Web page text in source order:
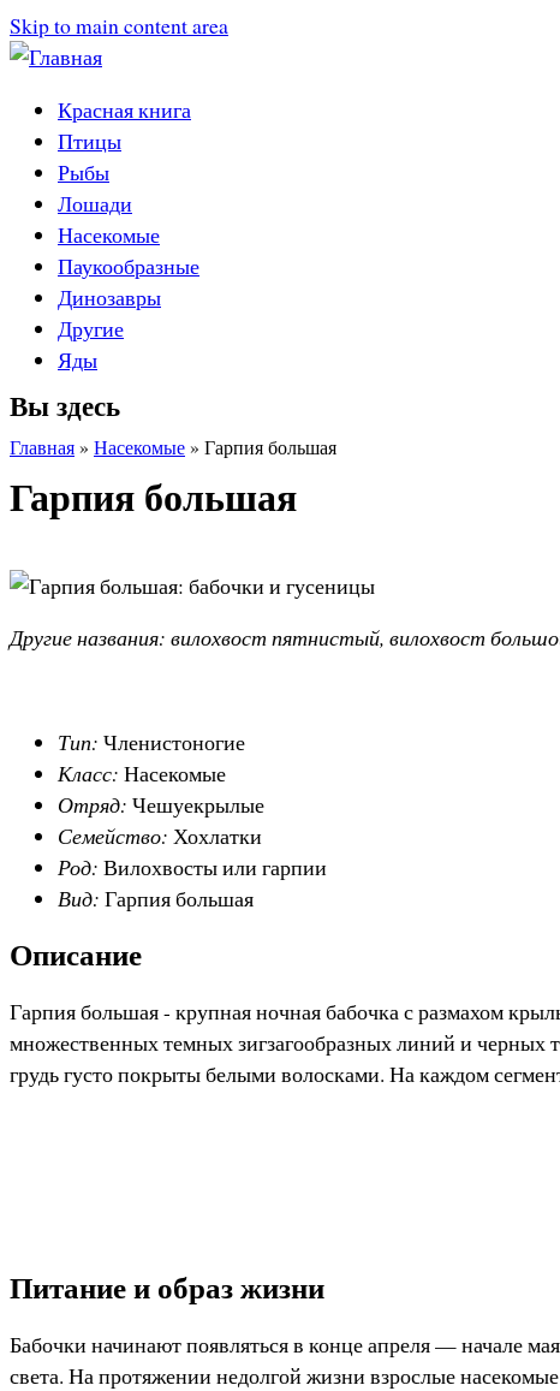
Skip to main content area
Красная книга
Птицы
Рыбы
Лошади
Насекомые
Паукообразные
Динозавры
Другие
Яды
Вы здесь
Главная» Насекомые» Гарпия большая
Гарпия большая
Другие названия: вилохвост пятнистый, вилохвост
Тип: Членистоногие
Класс: Насекомые
Отряд: Чешуекрылые
Семейство: Хохлатки
Род: Вилохвосты или гарпии
Вид: Гарпия большая
Описание
Гарпия большая - крупная ночная бабочка с размахом
множественных темных зигзагообразных линий и черных
грудь густо покрыты белыми волосками. На каждом
Питание и образ жизни
Бабочки начинают появляться в конце апреля — начале
света. На протяжении недолгой жизни взрослые